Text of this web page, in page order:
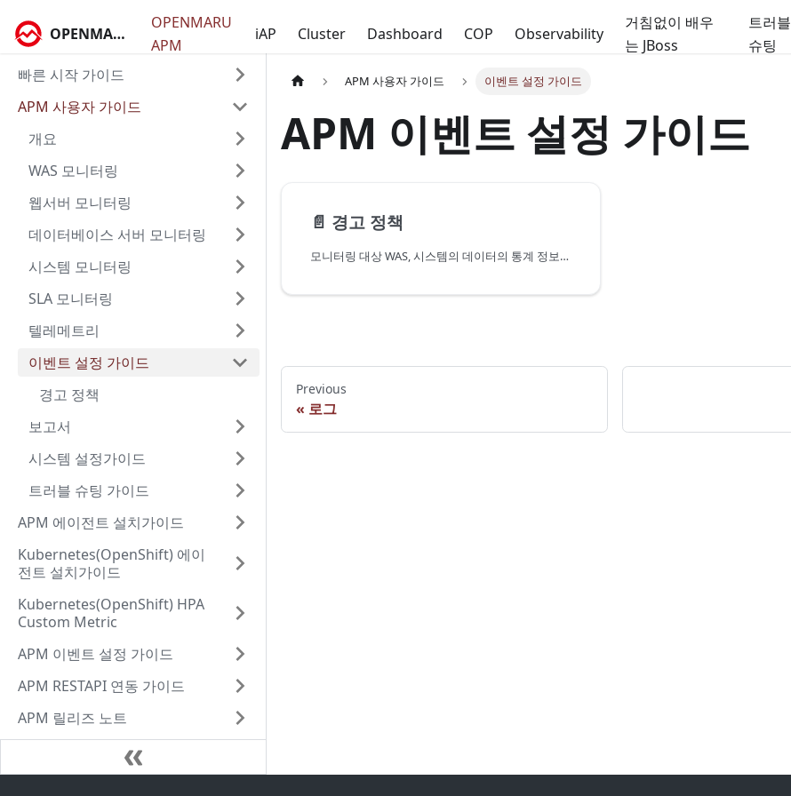
OPENMARU Docs
OPENMARU
APM
iAP Cluster Dashboard COP Observability
거침없이 배우
는 JBoss
트러블
슈팅
빠른 시작 가이드
APM 사용자 가이드
개요
WAS 모니터링
웹서버 모니터링
데이터베이스 서버 모니터링
시스템 모니터링
SLA 모니터링
텔레메트리
이벤트 설정 가이드
경고 정책
보고서
시스템 설정가이드
트러블 슈팅 가이드
APM 에이전트 설치가이드
Kubernetes(OpenShift) 에이
전트 설치가이드
Kubernetes(OpenShift) HPA
Custom Metric
APM 이벤트 설정 가이드
APM RESTAPI 연동 가이드
APM 릴리즈 노트
APM 사용자 가이드 이벤트 설정 가이드
APM 이벤트 설정 가이드
📄️ 경고 정책
모니터링 대상 WAS, 시스템의 데이터의 통계 정보를 기반으로 운영자에 경고를 알리기 위한 정책설정 및 발생한 이벤트들을 확인할 수 있는 메뉴이다.
Previous
로그